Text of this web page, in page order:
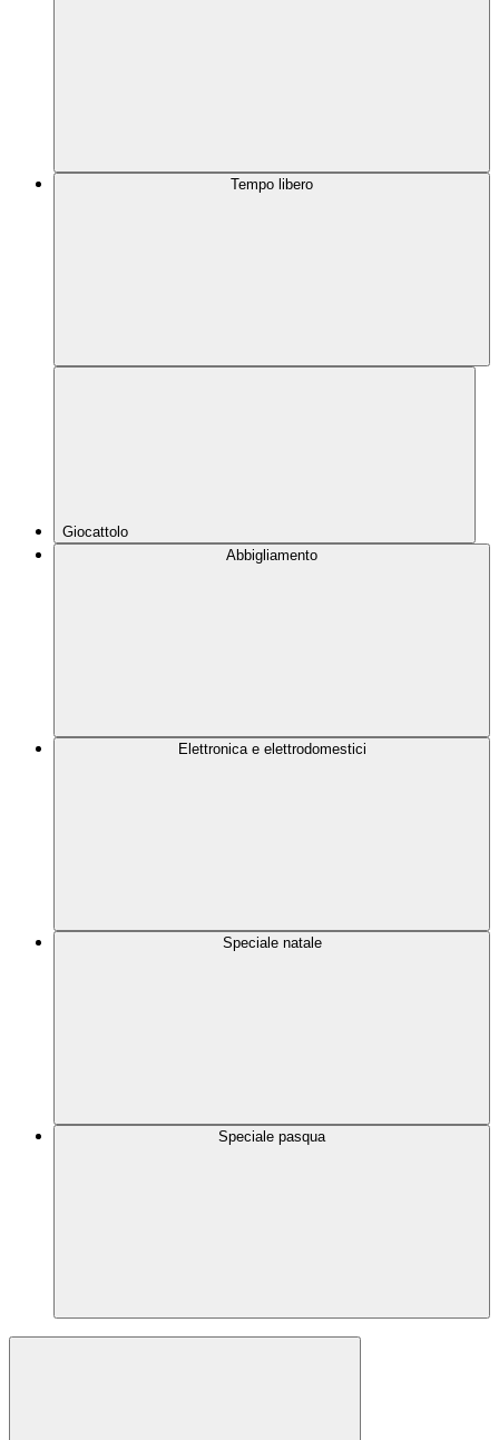
Tempo libero
Giocattolo
Abbigliamento
Elettronica e elettrodomestici
Speciale natale
Speciale pasqua